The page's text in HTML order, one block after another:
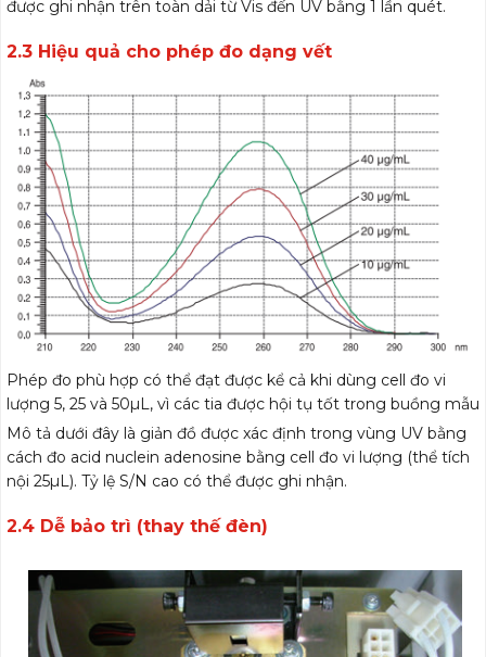
được ghi nhận trên toàn dải từ Vis đến UV bằng 1 lần quét.
2.3 Hiệu quả cho phép đo dạng vết
Phép đo phù hợp có thể đạt được kể cả khi dùng cell đo vi
lượng 5, 25 và 50µL, vì các tia được hội tụ tốt trong buồng mẫu
Mô tả dưới đây là giản đồ được xác định trong vùng UV bằng
cách đo acid nuclein adenosine bằng cell đo vi lượng (thể tích
nội 25µL). Tỷ lệ S/N cao có thể được ghi nhận.
2.4 Dễ bảo trì (thay thế đèn)